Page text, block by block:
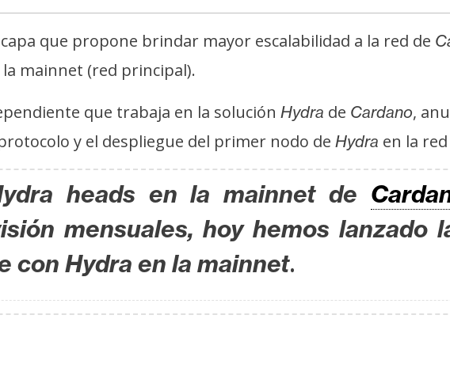
que propone brindar mayor escalabilidad a la red de
mainnet (red principal).
que trabaja en la solución Hydra de Cardano,
y el despliegue del primer nodo de Hydra en la
heads en la mainnet de
mensuales, hoy hemos lanzado
con Hydra en la mainnet.